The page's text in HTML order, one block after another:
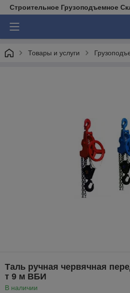
Строительное Грузоподъемное
Товары и услуги
Таль ручная червячная
т 9 м ВБИ
В наличии